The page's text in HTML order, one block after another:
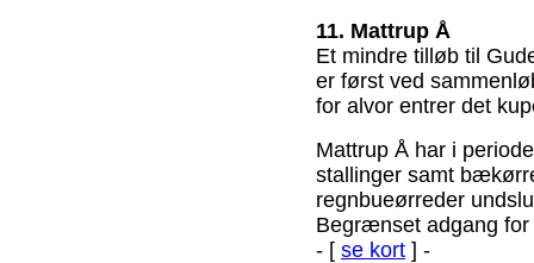
11. Mattrup Å
Et mindre tilløb til
er først ved
for alvor entrer det
Mattrup Å har i
stallinger samt
regnbueørreder
Begrænset adgang for
- [ se kort ] -